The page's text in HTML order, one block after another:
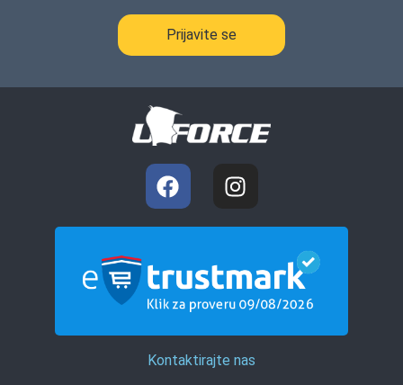
Prijavite se
Kontaktirajte nas